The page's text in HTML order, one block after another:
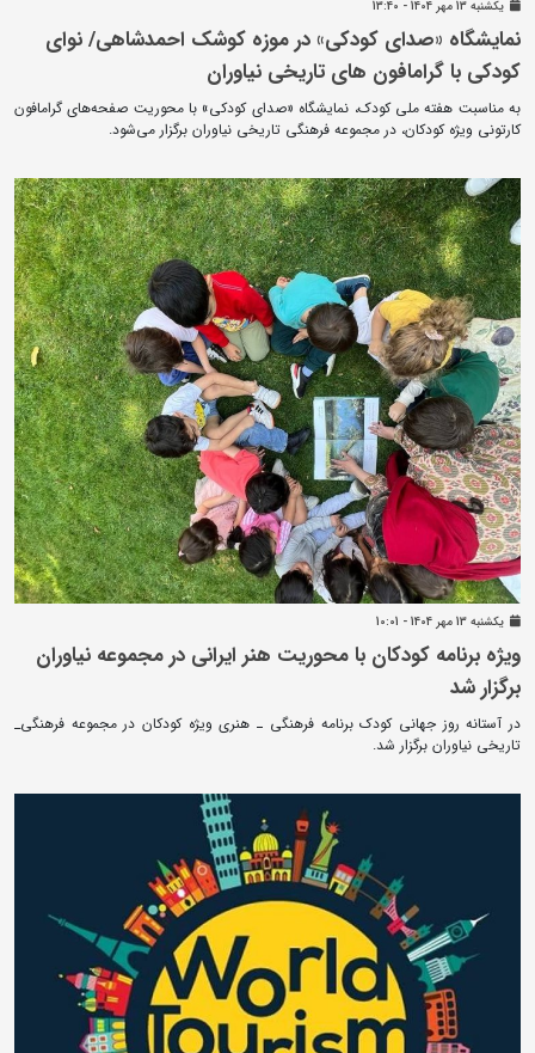
يکشنبه 13 مهر 1404 - 13:40
نمایشگاه «صدای کودکی» در موزه کوشک احمدشاهی/ نوای
کودکی با گرامافون های تاریخی نیاوران
به مناسبت هفته ملی کودک، نمایشگاه «صدای کودکی» با محوریت صفحه‌های گرامافون
کارتونی ویژه کودکان، در مجموعه فرهنگی تاریخی نیاوران برگزار می‌شود.
يکشنبه 13 مهر 1404 - 10:01
ویژه برنامه کودکان با محوریت هنر ایرانی در مجموعه نیاوران
برگزار شد
در آستانه روز جهانی کودک برنامه فرهنگی ـ هنری ویژه کودکان در مجموعه فرهنگی_
تاریخی نیاوران برگزار شد.